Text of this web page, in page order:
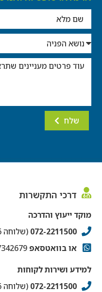
שלח
דרכי התקשרות
מוקד ייעוץ והדרכה
072-2211500 (שלוחה 6)
או בוואטסאפ
למידע ושירות לקוחות
072-2211500 (שלוחה 6)